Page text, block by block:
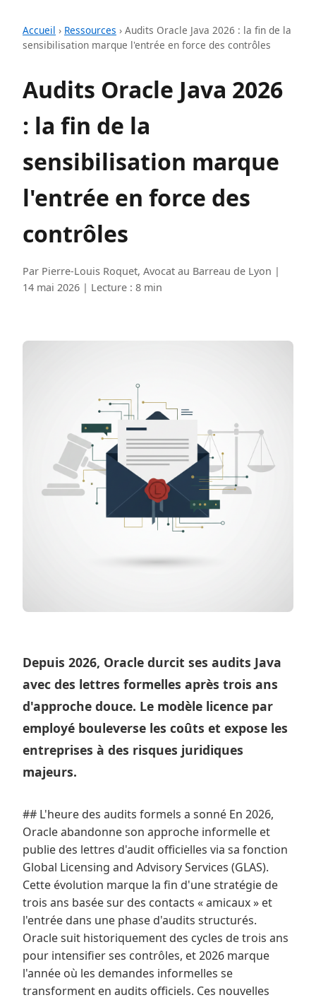
Accueil › Ressources › Audits Oracle Java 2026 : la fin de la
sensibilisation marque l'entrée en force des contrôles
Audits Oracle Java 2026
: la fin de la
sensibilisation marque
l'entrée en force des
contrôles
Par Pierre-Louis Roquet, Avocat au Barreau de Lyon |
14 mai 2026 | Lecture : 8 min
Depuis 2026, Oracle durcit ses audits Java
avec des lettres formelles après trois ans
d'approche douce. Le modèle licence par
employé bouleverse les coûts et expose les
entreprises à des risques juridiques
majeurs.
## L'heure des audits formels a sonné En 2026,
Oracle abandonne son approche informelle et
publie des lettres d'audit officielles via sa fonction
Global Licensing and Advisory Services (GLAS).
Cette évolution marque la fin d'une stratégie de
trois ans basée sur des contacts « amicaux » et
l'entrée dans une phase d'audits structurés.
Oracle suit historiquement des cycles de trois ans
pour intensifier ses contrôles, et 2026 marque
l'année où les demandes informelles se
transforment en audits officiels. Ces nouvelles